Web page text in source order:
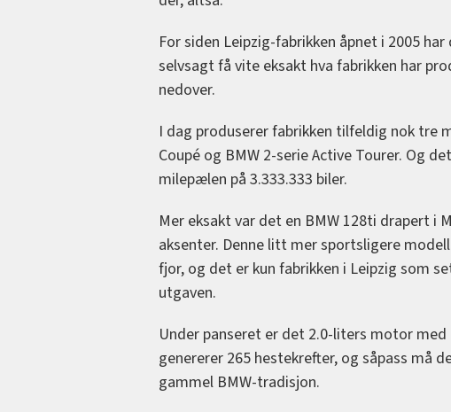
For siden Leipzig-fabrikken åpnet i 2005
selvsagt få vite eksakt hva fabrikken har
nedover.
I dag produserer fabrikken tilfeldig nok tre
Coupé og BMW 2-serie Active Tourer. Og
milepælen på 3.333.333 biler.
Mer eksakt var det en BMW 128ti drapert i
aksenter. Denne litt mer sportsligere
fjor, og det er kun fabrikken i Leipzig som
utgaven.
Under panseret er det 2.0-liters motor
genererer 265 hestekrefter, og såpass må
gammel BMW-tradisjon.